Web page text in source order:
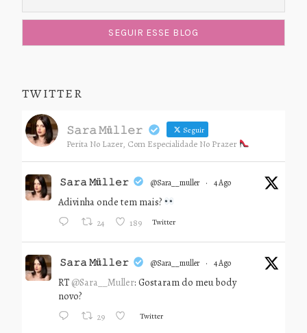
TWITTER
𝚂𝚊𝚛𝚊 𝙼ü𝚕𝚕𝚎𝚛 Seguir
Perita No Lazer, Com Especialidade No Prazer
𝚂𝚊𝚛𝚊 𝙼ü𝚕𝚕𝚎𝚛 @sara__muller · 4 Ago
Adivinha onde tem mais?
24 189 Twitter
𝚂𝚊𝚛𝚊 𝙼ü𝚕𝚕𝚎𝚛 @sara__muller · 4 Ago
RT @Sara__Muller: Gostaram do meu body
novo?
29 Twitter